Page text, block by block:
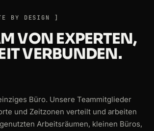
BY DESIGN
VON EXPERTEN,
VERBUNDEN.
Büro. Unsere Teammitglieder
und Zeitzonen verteilt und arbeiten
Arbeitsräumen, kleinen Büros,